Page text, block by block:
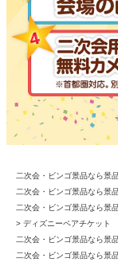
二次会・ビンゴ景品なら景
二次会・ビンゴ景品なら景
二次会・ビンゴ景品なら景
ディズニーペアチケット
二次会・ビンゴ景品なら景
二次会・ビンゴ景品なら景